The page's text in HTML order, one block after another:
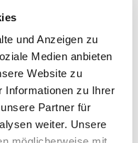
und Anzeigen zu
Medien anbieten
Website zu
Informationen zu Ihrer
Partner für
weiter. Unsere